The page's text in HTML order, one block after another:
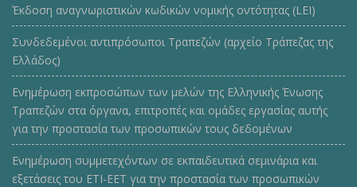
Έκδοση αναγνωριστικών κωδικών νομικής οντότητας (LEI)
Συνδεδεμένοι αντιπρόσωποι Τραπεζών (αρχείο Τράπεζας της
Ελλάδος)
Ενημέρωση εκπροσώπων των μελών της Ελληνικής Ένωσης
Τραπεζών στα όργανα, επιτροπές και ομάδες εργασίας αυτής
για την προστασία των προσωπικών τους δεδομένων
Ενημέρωση συμμετεχόντων σε εκπαιδευτικά σεμινάρια και
εξετάσεις του ΕΤΙ-ΕΕΤ για την προστασία των προσωπικών